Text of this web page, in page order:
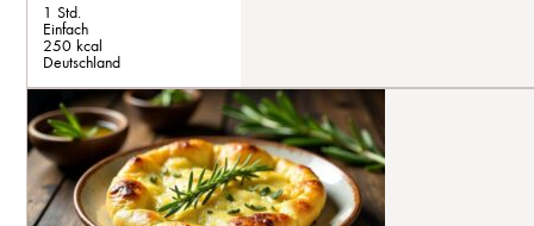
1 Std.
Einfach
250 kcal
Deutschland